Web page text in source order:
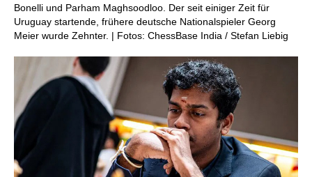
Bonelli und Parham Maghsoodloo. Der seit einiger Zeit für
Uruguay startende, frühere deutsche Nationalspieler Georg
Meier wurde Zehnter. | Fotos: ChessBase India / Stefan Liebig